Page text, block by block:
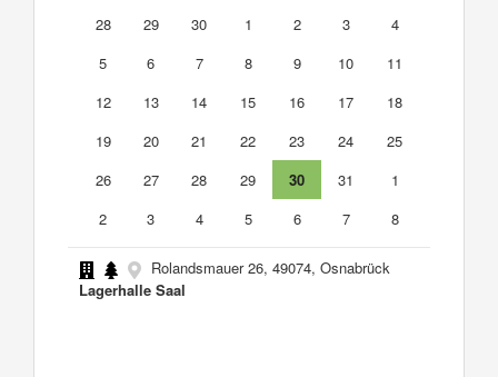
28
29 30 1 2 3
4
5
6 7 8 9 10
11
12
13 14 15 16 17
18
19
20 21 22 23 24
25
26
27 28 29 30 31
1
2
3 4 5 6 7 8
Rolandsmauer 26, 49074, Osnabrück
Lagerhalle Saal